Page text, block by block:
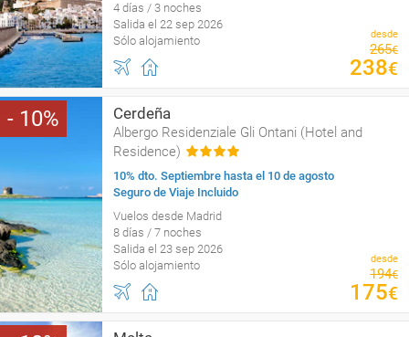
4 días / 3 noches
Salida el 22 sep 2026
Sólo alojamiento
desde
265€
238€
10 Cerdeña
Albergo Residenziale Gli Ontani (Hotel and
Residence)
10% dto. Septiembre hasta el 10 de agosto
Seguro de Viaje Incluido
Vuelos desde Madrid
8 días / 7 noches
Salida el 23 sep 2026
Sólo alojamiento
desde
194€
175€